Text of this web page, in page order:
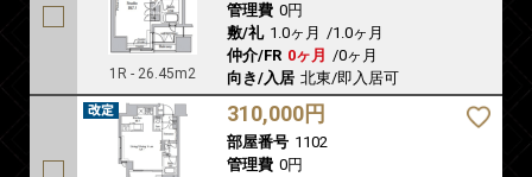
1R - 26.45m2
管理費 0円
敷/礼 1.0ヶ月 /1.0ヶ月
仲介/FR 0ヶ月 /0ヶ月
向き/入居 北東/即入居可
310,000円
部屋番号 1102
管理費 0円